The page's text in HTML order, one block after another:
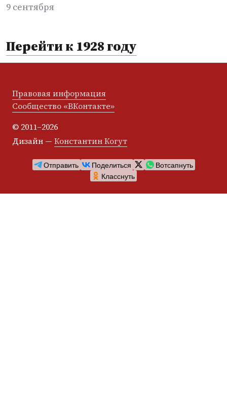
9 сентября
Перейти к 1928 году
Правовая информация
Сообщество «ВКонтакте»
© 2011–2026
Дизайн — Константин Когут
Отправить Поделиться
Вотсапнуть
Класснуть